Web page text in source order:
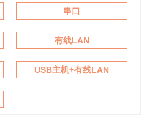
串口
有线LAN
USB主机+有线LAN